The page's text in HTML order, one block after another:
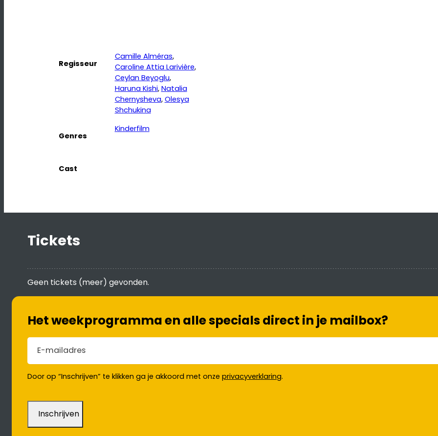
Regisseur
Camille Alméras,
Caroline Attia Larivière,
Ceylan Beyoglu,
Haruna Kishi, Natalia
Chernysheva, Olesya
Shchukina
Genres
Kinderfilm
Cast
Tickets
Geen tickets (meer) gevonden.
Het weekprogramma en alle specials direct in je mailbox?
E-mailadres
Door op “Inschrijven” te klikken ga je akkoord met onze privacyverklaring.